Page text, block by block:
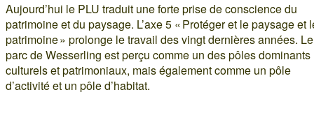
Aujourd’hui le PLU traduit une forte prise de conscience du
patrimoine et du paysage. L’axe 5 « Protéger et le paysage et
patrimoine » prolonge le travail des vingt dernières années. Le
parc de Wesserling est perçu comme un des pôles dominants
culturels et patrimoniaux, mais également comme un pôle
d’activité et un pôle d’habitat.